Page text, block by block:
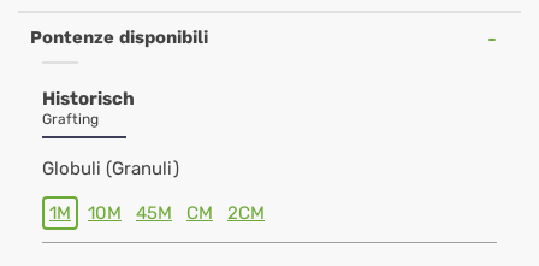
Pontenze disponibili
Historisch
Grafting
Globuli (Granuli)
1M 10M 45M CM 2CM